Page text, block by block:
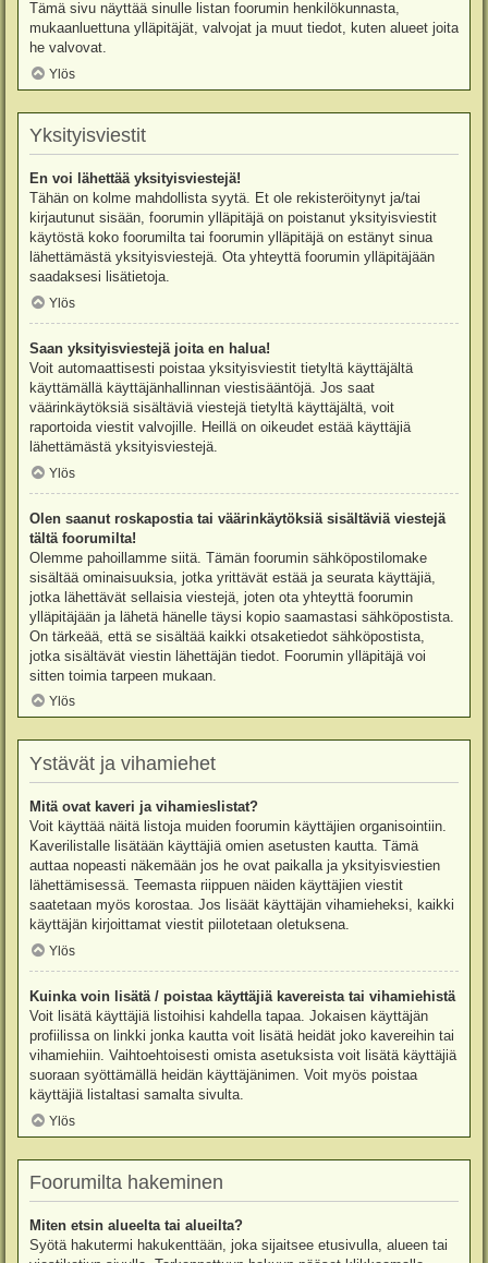
Tämä sivu näyttää sinulle listan foorumin henkilökunnasta,
mukaanluettuna ylläpitäjät, valvojat ja muut tiedot, kuten alueet joita
he valvovat.
Ylös
Yksityisviestit
En voi lähettää yksityisviestejä!
Tähän on kolme mahdollista syytä. Et ole rekisteröitynyt ja/tai
kirjautunut sisään, foorumin ylläpitäjä on poistanut yksityisviestit
käytöstä koko foorumilta tai foorumin ylläpitäjä on estänyt sinua
lähettämästä yksityisviestejä. Ota yhteyttä foorumin ylläpitäjään
saadaksesi lisätietoja.
Ylös
Saan yksityisviestejä joita en halua!
Voit automaattisesti poistaa yksityisviestit tietyltä käyttäjältä
käyttämällä käyttäjänhallinnan viestisääntöjä. Jos saat
väärinkäytöksiä sisältäviä viestejä tietyltä käyttäjältä, voit
raportoida viestit valvojille. Heillä on oikeudet estää käyttäjiä
lähettämästä yksityisviestejä.
Ylös
Olen saanut roskapostia tai väärinkäytöksiä sisältäviä viestejä
tältä foorumilta!
Olemme pahoillamme siitä. Tämän foorumin sähköpostilomake
sisältää ominaisuuksia, jotka yrittävät estää ja seurata käyttäjiä,
jotka lähettävät sellaisia viestejä, joten ota yhteyttä foorumin
ylläpitäjään ja lähetä hänelle täysi kopio saamastasi sähköpostista.
On tärkeää, että se sisältää kaikki otsaketiedot sähköpostista,
jotka sisältävät viestin lähettäjän tiedot. Foorumin ylläpitäjä voi
sitten toimia tarpeen mukaan.
Ylös
Ystävät ja vihamiehet
Mitä ovat kaveri ja vihamieslistat?
Voit käyttää näitä listoja muiden foorumin käyttäjien organisointiin.
Kaverilistalle lisätään käyttäjiä omien asetusten kautta. Tämä
auttaa nopeasti näkemään jos he ovat paikalla ja yksityisviestien
lähettämisessä. Teemasta riippuen näiden käyttäjien viestit
saatetaan myös korostaa. Jos lisäät käyttäjän vihamieheksi, kaikki
käyttäjän kirjoittamat viestit piilotetaan oletuksena.
Ylös
Kuinka voin lisätä / poistaa käyttäjiä kavereista tai vihamiehistä
Voit lisätä käyttäjiä listoihisi kahdella tapaa. Jokaisen käyttäjän
profiilissa on linkki jonka kautta voit lisätä heidät joko kavereihin tai
vihamiehiin. Vaihtoehtoisesti omista asetuksista voit lisätä käyttäjiä
suoraan syöttämällä heidän käyttäjänimen. Voit myös poistaa
käyttäjiä listaltasi samalta sivulta.
Ylös
Foorumilta hakeminen
Miten etsin alueelta tai alueilta?
Syötä hakutermi hakukenttään, joka sijaitsee etusivulla, alueen tai